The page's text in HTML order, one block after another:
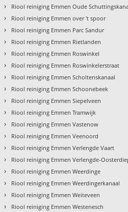
› Riool reiniging Emmen Oude
› Riool reiniging Emmen over 't spoor
› Riool reiniging Emmen Parc Sandur
› Riool reiniging Emmen Rietlanden
› Riool reiniging Emmen Roswinkel
› Riool reiniging Emmen Roswinkelerstraat
› Riool reiniging Emmen Scholtenskanaal
› Riool reiniging Emmen Schoonebeek
› Riool reiniging Emmen Siepelveen
› Riool reiniging Emmen Tramwijk
› Riool reiniging Emmen Vastenow
› Riool reiniging Emmen Veenoord
› Riool reiniging Emmen Verlengde Vaart
› Riool reiniging Emmen Verlengde-
› Riool reiniging Emmen Weerdinge
› Riool reiniging Emmen Weerdingerkanaal
› Riool reiniging Emmen Weiteveen
› Riool reiniging Emmen Westenesch